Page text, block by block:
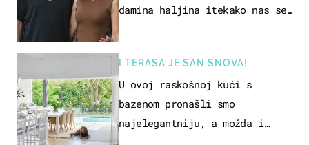
damina haljina itekako nas se
I TERASA JE SAN SNOVA!
U ovoj raskošnoj kući s
bazenom pronašli smo
najelegantniju, a možda i